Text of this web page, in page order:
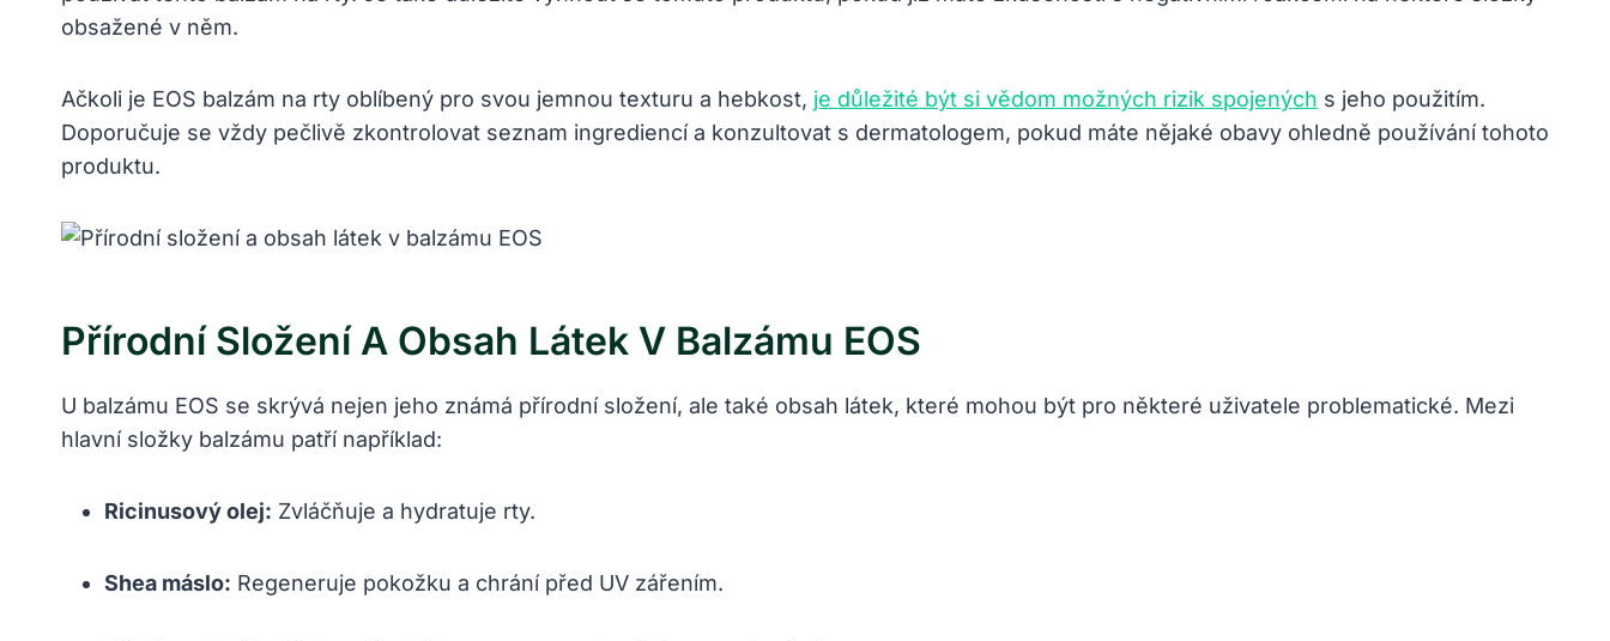
obsažené v něm.
Ačkoli je EOS balzám na rty oblíbený pro svou jemnou texturu a hebkost, je důležité být si vědom možných rizik spojených s jeho použitím.
Doporučuje se vždy pečlivě zkontrolovat seznam ingrediencí a konzultovat s dermatologem, pokud máte nějaké obavy ohledně používání tohoto
produktu.
Přírodní Složení A Obsah Látek V Balzámu EOS
U balzámu EOS se skrývá nejen jeho známá přírodní složení, ale také obsah látek, které mohou být pro některé uživatele problematické. Mezi
hlavní složky balzámu patří například:
Ricinusový olej: Zvláčňuje a hydratuje rty.
Shea máslo: Regeneruje pokožku a chrání před UV zářením.